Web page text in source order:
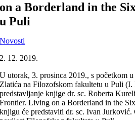
on a Borderland in the
u Puli
Novosti
2. 12. 2019.
U utorak, 3. prosinca 2019., s početkom
Zlatića na Filozofskom fakultetu u Puli (I.
predstavljanje knjige dr. sc. Roberta
Frontier. Living on a Borderland in the
knjigu će predstaviti dr. sc. Ivan Jurković.